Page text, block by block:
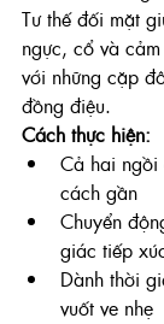
Tư thế đối mặt
ngực, cổ và
với những cặp
đồng điệu.
Cách thực hiện:
Cả hai
cách gần
Chuyển
giác tiếp
Dành thời
vuốt ve nhẹ